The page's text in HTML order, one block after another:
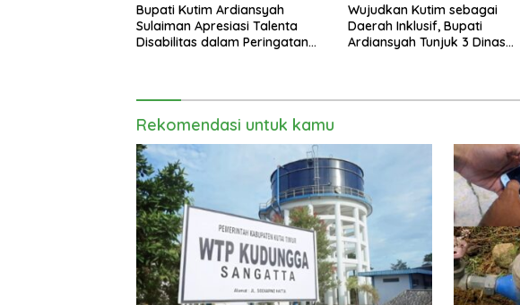
Bupati Kutim Ardiansyah
Sulaiman Apresiasi Talenta
Disabilitas dalam Peringatan
Wujudkan Kutim sebagai
Daerah Inklusif, Bupati
Ardiansyah Tunjuk 3 Dinas
Rekomendasi untuk kamu